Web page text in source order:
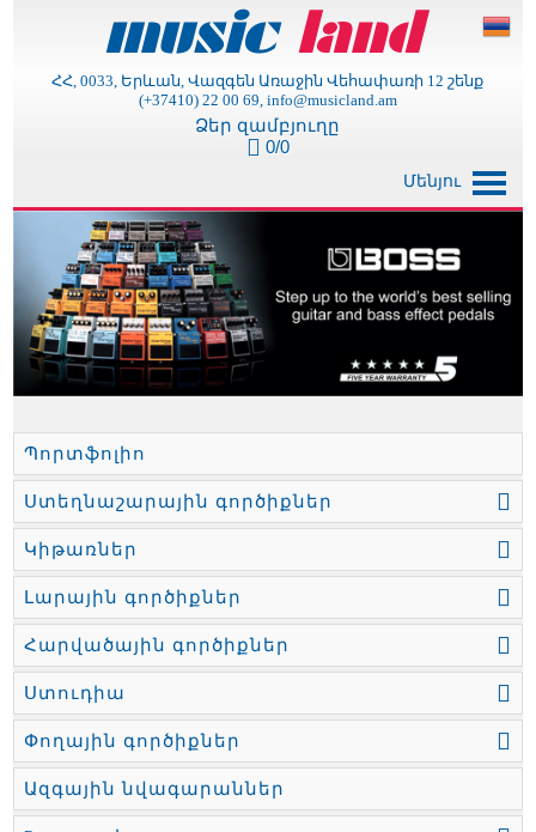
ՀՀ, 0033, Երևան, Վազգեն Առաջին Վեհափառի 12 շենք
(+37410) 22 00 69, info@musicland.am
Ձեր զամբյուղը
0/0
Մենյու
Պորտֆոլիո
Ստեղնաշարային գործիքներ
Կիթառներ
Լարային գործիքներ
Հարվածային գործիքներ
Ստուդիա
Փողային գործիքներ
Ազգային նվագարաններ